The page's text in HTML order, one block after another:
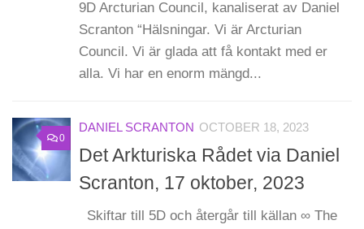
9D Arcturian Council, kanaliserat av Daniel
Scranton “Hälsningar. Vi är Arcturian
Council. Vi är glada att få kontakt med er
alla. Vi har en enorm mängd...
0
DANIEL SCRANTON OCTOBER 18, 2023
Det Arkturiska Rådet via Daniel
Scranton, 17 oktober, 2023
Skiftar till 5D och återgår till källan ∞ The